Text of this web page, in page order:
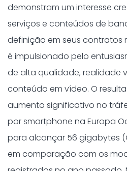
demonstram um interesse
serviços e conteúdos de
definição em seus contratos
é impulsionado pelo
de alta qualidade, realidade
conteúdo em vídeo. O
aumento significativo no
por smartphone na Europa
para alcançar 56 gigabytes
em comparação com os